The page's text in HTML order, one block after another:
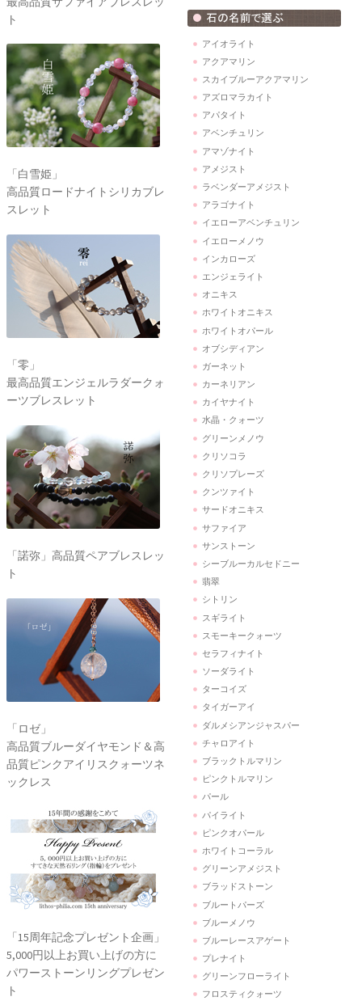
ト
「白雪姫」
高品質ロードナイトシリカブレ
スレット
「零」
最高品質エンジェルラダークォ
ーツブレスレット
「諾弥」高品質ペアブレスレッ
ト
「ロゼ」
高品質ブルーダイヤモンド＆高
品質ピンクアイリスクォーツネ
ックレス
「15周年記念プレゼント企画」
5,000円以上お買い上げの方に
パワーストーンリングプレゼン
ト
アイオライト
アクアマリン
スカイブルーアクアマリン
アズロマラカイト
アパタイト
アベンチュリン
アマゾナイト
アメジスト
ラベンダーアメジスト
アラゴナイト
イエローアベンチュリン
イエローメノウ
インカローズ
エンジェライト
オニキス
ホワイトオニキス
ホワイトオパール
オブシディアン
ガーネット
カーネリアン
カイヤナイト
水晶・クォーツ
グリーンメノウ
クリソコラ
クリソプレーズ
クンツァイト
サードオニキス
サファイア
サンストーン
シーブルーカルセドニー
翡翠
シトリン
スギライト
スモーキークォーツ
セラフィナイト
ソーダライト
ターコイズ
タイガーアイ
ダルメシアンジャスパー
チャロアイト
ブラックトルマリン
ピンクトルマリン
パール
パイライト
ピンクオパール
ホワイトコーラル
グリーンアメジスト
ブラッドストーン
ブルートパーズ
ブルーメノウ
ブルーレースアゲート
プレナイト
グリーンフローライト
フロスティクォーツ